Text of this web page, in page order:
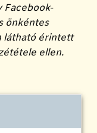
Facebook-
önkéntes
látható érintett
ellen.